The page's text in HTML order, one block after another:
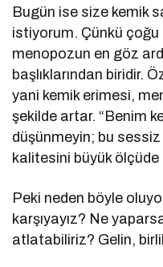
Bugün ise size kemik
istiyorum. Çünkü çoğu
menopozun en göz
başlıklarından biridir.
yani kemik erimesi,
şekilde artar. “Benim
düşünmeyin; bu
kalitesini büyük
Peki neden böyle
karşıyayız? Ne
atlatabiliriz? Gelin,